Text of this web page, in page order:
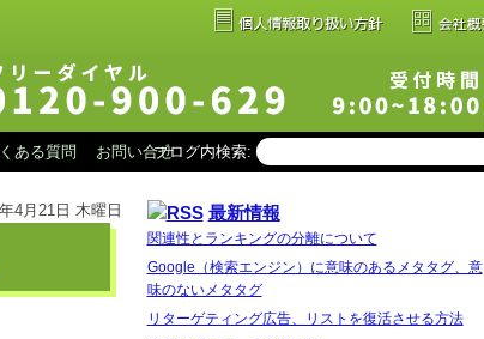
ある質問 お問い合せブログ内検索:
4月21日 木曜日 最新情報
関連性とランキングの分離について
Google（検索エンジン）に意味のあるメタタグ、意
味のないメタタグ
リターゲティング広告、リストを復活させる方法